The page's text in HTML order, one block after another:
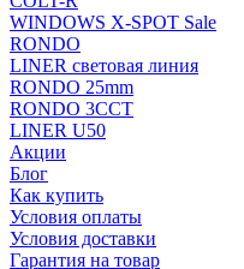
WINDOWS X-SPOT Sale
RONDO
LINER световая линия
RONDO 25mm
RONDO 3CCT
LINER U50
Акции
Блог
Как купить
Условия оплаты
Условия доставки
Гарантия на товар